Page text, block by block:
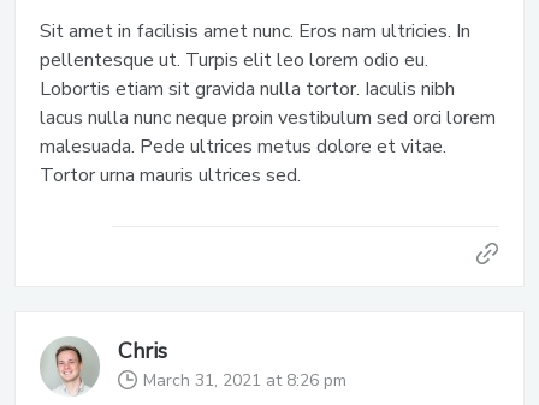
Sit amet in facilisis amet nunc. Eros nam ultricies. In
pellentesque ut. Turpis elit leo lorem odio eu.
Lobortis etiam sit gravida nulla tortor. Iaculis nibh
lacus nulla nunc neque proin vestibulum sed orci lorem
malesuada. Pede ultrices metus dolore et vitae.
Tortor urna mauris ultrices sed.
Chris
March 31, 2021 at 8:26 pm